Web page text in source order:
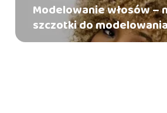
Modelowanie włosów –
szczotki do